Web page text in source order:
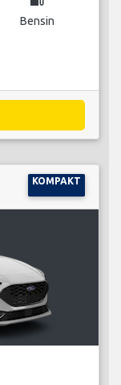
Bensin
KOMPAKT